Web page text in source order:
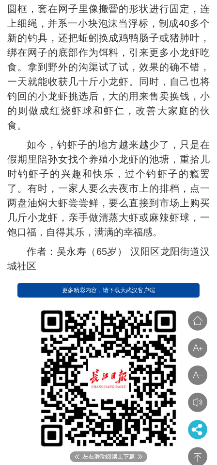
圆框，套在网子里像搬罾的形状进行固定，连
上细绳，并系一小块泡沫当浮标，制成40多个
新的钓具，还把蚯蚓换成鸡鸭肠子或猪肺叶，
绑在网子的底部作为饵料，引来更多小龙虾吃
食。拿到野外的沟渠试了试，效果的确不错，
一天就能收获几十斤小龙虾。同时，自己也将
钓回的小龙虾挑选后，大的用来售卖换钱，小
的则做成红烧虾球和虾仁，改善大家庭的伙
食。
如今，钓虾子的地方越来越少了，只是在
假期里陪孙女找个养殖小龙虾的池塘，重拾儿
时钓虾子的兴趣和快乐，过个钓虾子的瘾罢
了。有时，一家人要么去夜市上的排档，点一
两盘油焖大虾尝尝鲜，要么直接到市场上购买
几斤小龙虾，亲手做清蒸大虾或麻辣虾球，一
饱口福，自得其乐，满满的幸福感。
作者：吴永寿（65岁） 汉阳区龙阳街道汉
城社区
更多精彩内容，请下载大武汉客户端